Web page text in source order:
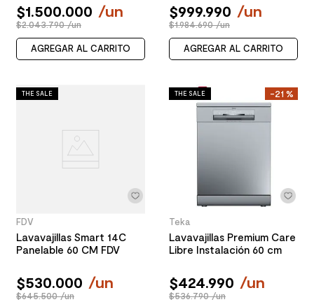
$1.500.000 /un
$2.043.790 /un
AGREGAR AL CARRITO
$999.990 /un
$1.984.690 /un
AGREGAR AL CARRITO
THE SALE
FDV
Lavavajillas Smart 14C
Panelable 60 CM FDV
$530.000 /un
$645.500 /un
-21 %
THE SALE
Teka
Lavavajillas Premium Care
Libre Instalación 60 cm
$424.990 /un
$536.790 /un